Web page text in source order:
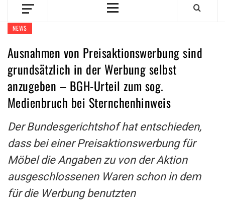
Primary
NEWS
Ausnahmen von Preisaktionswerbung sind
grundsätzlich in der Werbung selbst
anzugeben – BGH-Urteil zum sog.
Medienbruch bei Sternchenhinweis
Der Bundesgerichtshof hat entschieden,
dass bei einer Preisaktionswerbung für
Möbel die Angaben zu von der Aktion
ausgeschlossenen Waren schon in dem
für die Werbung benutzten